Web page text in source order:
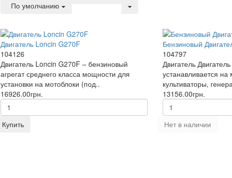
По умолчанию
Двигатель Loncin G270F
104126
Двигатель Loncin G270F – бензиновый
агрегат среднего класса мощности для
установки на мотоблоки (под..
16926.00грн.
Купить
Бензиновый
104797
Двигатель
устанавливается на
культиваторы,
13156.00грн.
Нет в наличии